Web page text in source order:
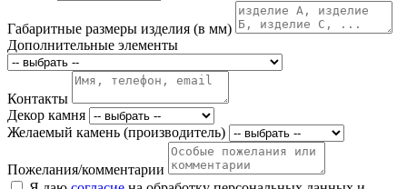
Габаритные размеры изделия (в мм)
Дополнительные элементы
Контакты
Декор камня
Желаемый камень (производитель)
Пожелания/комментарии